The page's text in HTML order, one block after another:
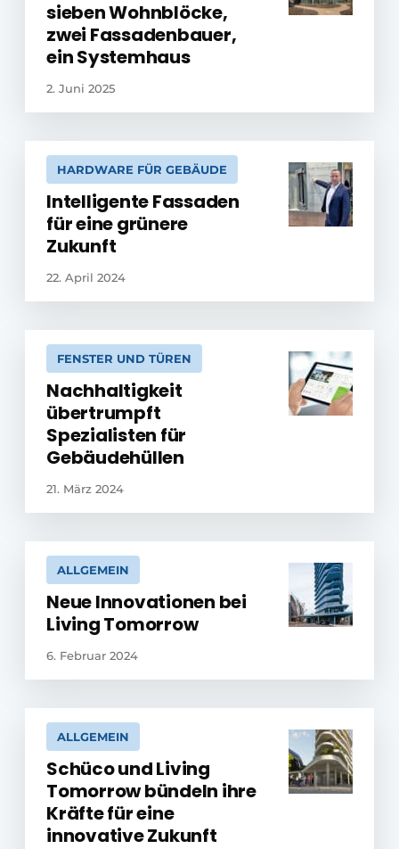
sieben Wohnblöcke,
zwei Fassadenbauer,
ein Systemhaus
2. Juni 2025
HARDWARE FÜR GEBÄUDE
Intelligente Fassaden
für eine grünere
Zukunft
22. April 2024
FENSTER UND TÜREN
Nachhaltigkeit
übertrumpft
Spezialisten für
Gebäudehüllen
21. März 2024
ALLGEMEIN
Neue Innovationen bei
Living Tomorrow
6. Februar 2024
ALLGEMEIN
Schüco und Living
Tomorrow bündeln ihre
Kräfte für eine
innovative Zukunft